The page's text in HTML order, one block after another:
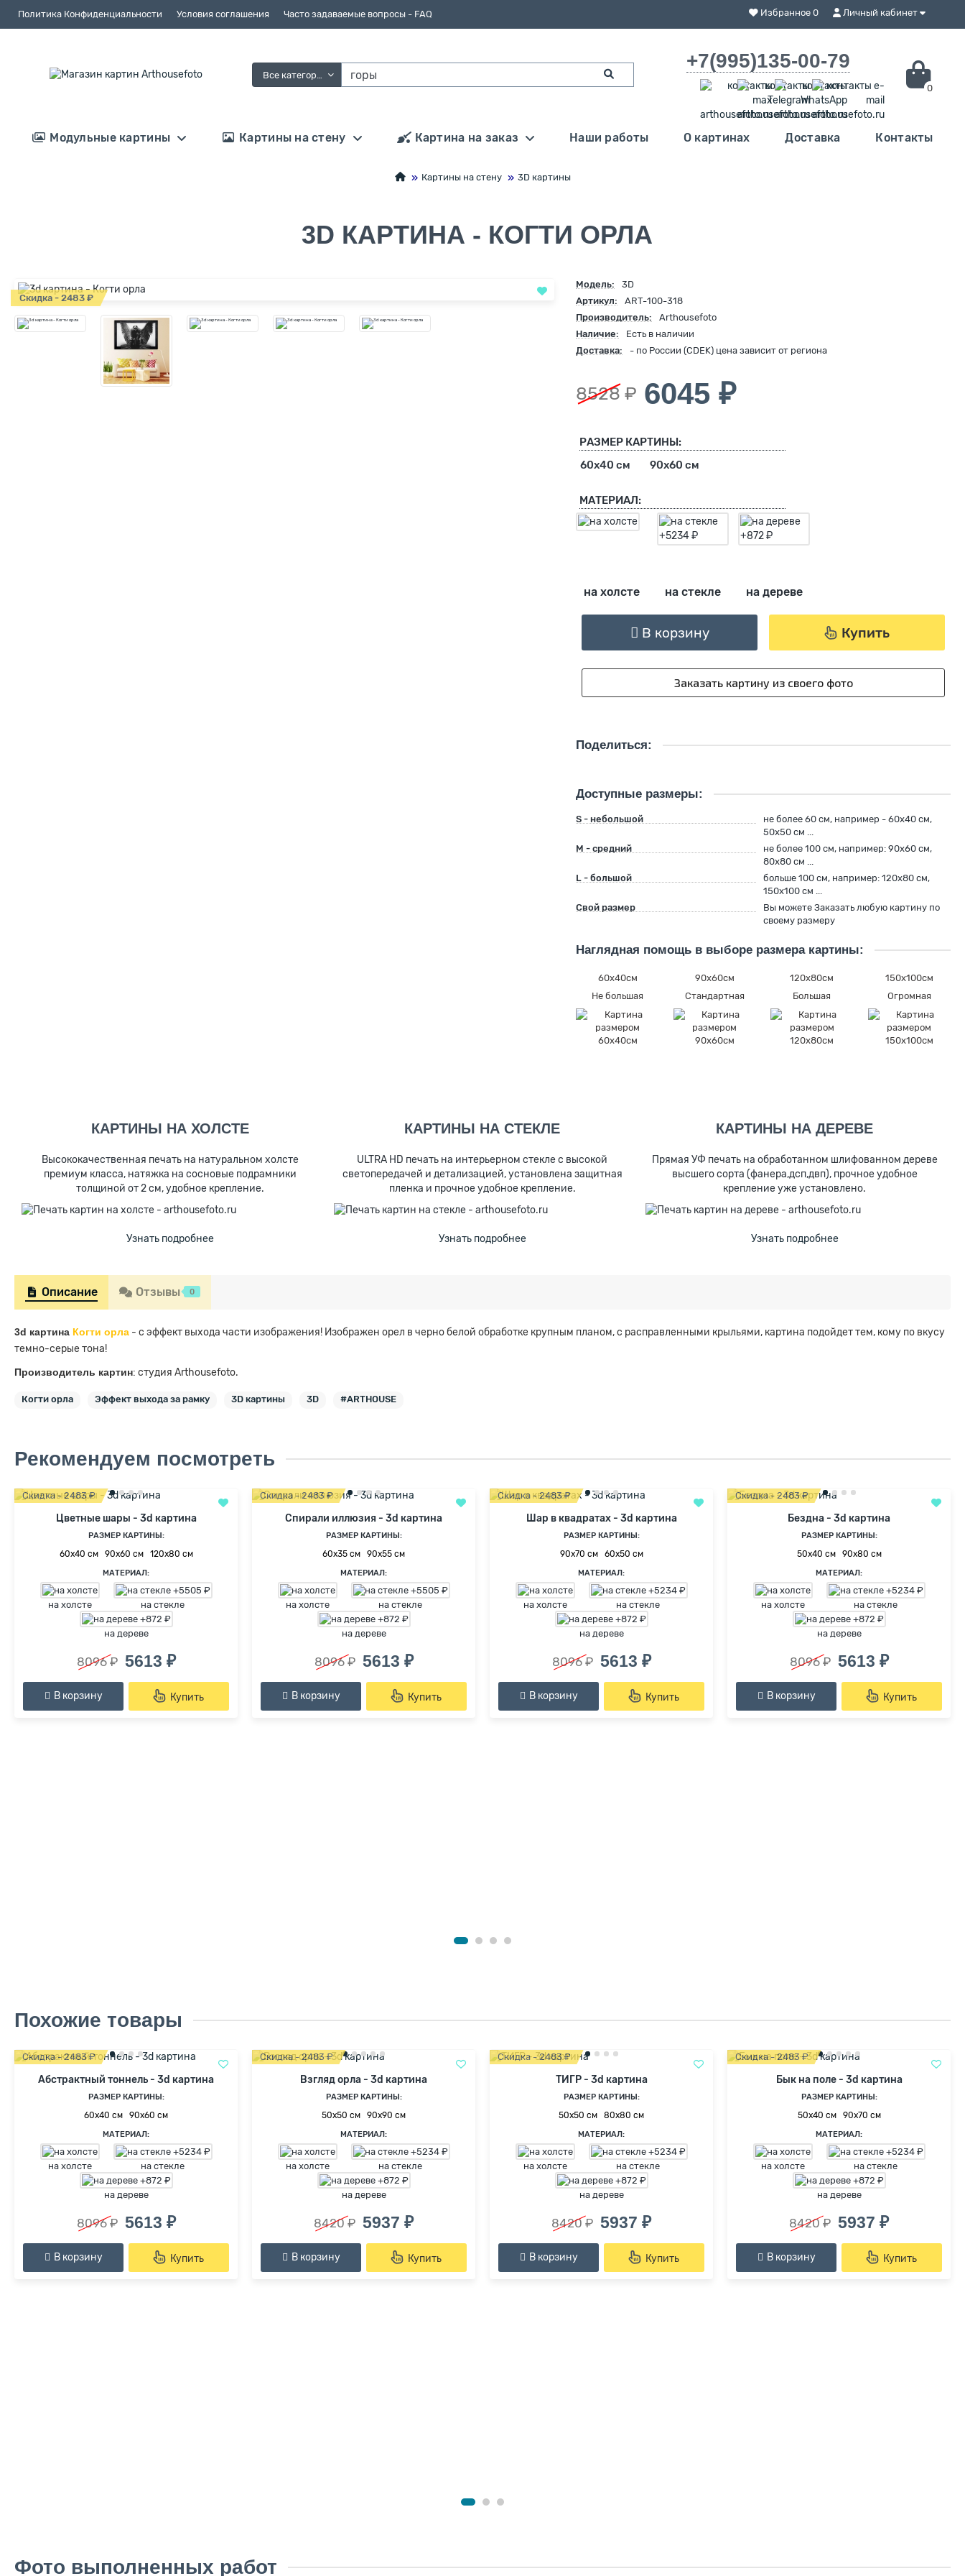
Личный кабинет
Избранное 0
Политика Конфиденциальности Условия соглашения Часто задаваемые вопросы - FAQ
Все категории
+7(995)135-00-79
0
Модульные картины Картины на стену Картина на заказ Наши работы О картинах Доставка Контакты
Картины на стену 3D картины
3D КАРТИНА - КОГТИ ОРЛА
Скидка - 2483 ₽
Модель:
3D
Артикул:
ART-100-318
Производитель:
Arthousefoto
Наличие:
Есть в наличии
Доставка:
- по России (CDEK) цена зависит от региона
8528 ₽ 6045 ₽
РАЗМЕР КАРТИНЫ:
60х40 см
90х60 см
МАТЕРИАЛ:
на холсте на стекле на дереве
В корзину Купить
Поделиться:
Доступные размеры:
S - небольшой
не более 60 см, например - 60х40 см,
50х50 см ...
M - средний
не более 100 см, например: 90х60 см,
80х80 см ...
L - большой
больше 100 см, например: 120х80 см,
150х100 см ...
Свой размер
Вы можете Заказать любую картину по
своему размеру
Наглядная помощь в выборе размера картины:
60х40см
Не большая
90х60см
Стандартная
120х80см
Большая
150х100см
Огромная
КАРТИНЫ НА ХОЛСТЕ
Высококачественная печать на натуральном холсте
премиум класса, натяжка на сосновые подрамники
толщиной от 2 см, удобное крепление.
Узнать подробнее
КАРТИНЫ НА СТЕКЛЕ
ULTRA HD печать на интерьерном стекле с высокой
светопередачей и детализацией, установлена защитная
пленка и прочное удобное крепление.
Узнать подробнее
КАРТИНЫ НА ДЕРЕВЕ
Прямая УФ печать на обработанном шлифованном дереве
высшего сорта (фанера,дсп,двп), прочное удобное
крепление уже установлено.
Узнать подробнее
Описание Отзывы 0
3d картина Когти орла - с эффект выхода части изображения! Изображен орел в черно белой обработке крупным планом, с расправленными крыльями, картина подойдет тем, кому по вкусу
темно-серые тона!
Производитель картин: студия Arthousefoto.
Когти орла Эффект выхода за рамку 3D картины 3D #ARTHOUSE
Рекомендуем посмотреть
Скидка - 2483 ₽
Цветные шары - 3d картина
РАЗМЕР КАРТИНЫ:
60х40 см
90х60 см
120х80 см
МАТЕРИАЛ:
на холсте на стекле
на дереве
8096 ₽ 5613 ₽
В корзину Купить
Скидка - 2483 ₽
Спирали иллюзия - 3d картина
РАЗМЕР КАРТИНЫ:
60х35 см
90х55 см
МАТЕРИАЛ:
на холсте на стекле
на дереве
8096 ₽ 5613 ₽
В корзину Купить
Скидка - 2483 ₽
Шар в квадратах - 3d картина
РАЗМЕР КАРТИНЫ:
90х70 см
60х50 см
МАТЕРИАЛ:
на холсте на стекле
на дереве
8096 ₽ 5613 ₽
В корзину Купить
Скидка - 2483 ₽
Бездна - 3d картина
РАЗМЕР КАРТИНЫ:
50х40 см
90х80 см
МАТЕРИАЛ:
на холсте на стекле
на дереве
8096 ₽ 5613 ₽
В корзину Купить
Похожие товары
Скидка - 2483 ₽
Абстрактный тоннель - 3d картина
РАЗМЕР КАРТИНЫ:
60х40 см
90х60 см
МАТЕРИАЛ:
на холсте на стекле
на дереве
8096 ₽ 5613 ₽
В корзину Купить
Скидка - 2483 ₽
Взгляд орла - 3d картина
РАЗМЕР КАРТИНЫ:
50х50 см
90х90 см
МАТЕРИАЛ:
на холсте на стекле
на дереве
8420 ₽ 5937 ₽
В корзину Купить
Скидка - 2483 ₽
ТИГР - 3d картина
РАЗМЕР КАРТИНЫ:
50х50 см
80х80 см
МАТЕРИАЛ:
на холсте на стекле
на дереве
8420 ₽ 5937 ₽
В корзину Купить
Скидка - 2483 ₽
Бык на поле - 3d картина
РАЗМЕР КАРТИНЫ:
50х40 см
90х70 см
МАТЕРИАЛ:
на холсте на стекле
на дереве
8420 ₽ 5937 ₽
В корзину Купить
Фото выполненных работ